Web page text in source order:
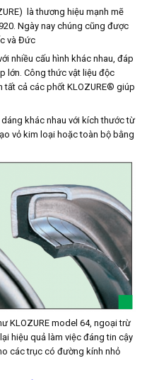
là thương hiệu mạnh mẽ
Ngày nay chúng cũng được
và Đức
nhiều cấu hình khác nhau, đáp
lớn. Công thức vật liệu độc
cả các phốt KLOZURE® giúp
khác nhau với kích thước từ
vỏ kim loại hoặc toàn bộ bằng
KLOZURE model 64, ngoại trừ
hiệu quả làm việc đáng tin cậy
các trục có đường kính nhỏ